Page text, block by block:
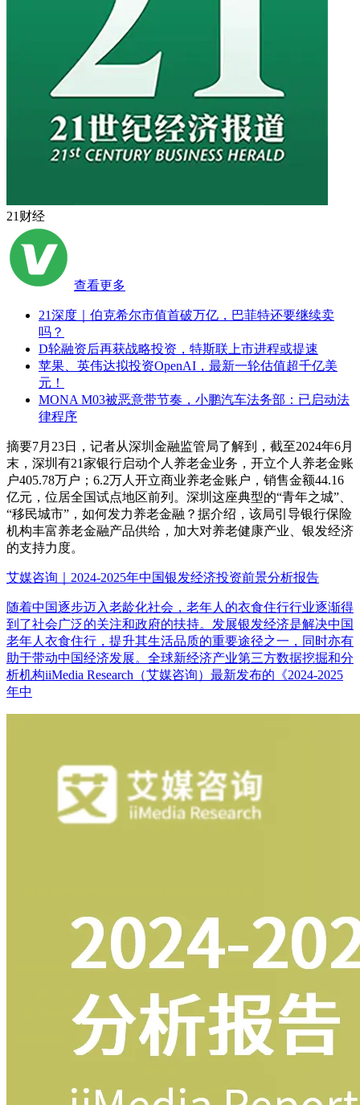
21财经
查看更多
21深度｜伯克希尔市值首破万亿，巴菲特还要继续卖
吗？
D轮融资后再获战略投资，特斯联上市进程或提速
苹果、英伟达拟投资OpenAI，最新一轮估值超千亿美
元！
MONA M03被恶意带节奏，小鹏汽车法务部：已启动法
律程序
摘要7月23日，记者从深圳金融监管局了解到，截至2024年6月
末，深圳有21家银行启动个人养老金业务，开立个人养老金账
户405.78万户；6.2万人开立商业养老金账户，销售金额44.16
亿元，位居全国试点地区前列。深圳这座典型的“青年之城”、
“移民城市”，如何发力养老金融？据介绍，该局引导银行保险
机构丰富养老金融产品供给，加大对养老健康产业、银发经济
的支持力度。
艾媒咨询｜2024-2025年中国银发经济投资前景分析报告
随着中国逐步迈入老龄化社会，老年人的衣食住行行业逐渐得
到了社会广泛的关注和政府的扶持。发展银发经济是解决中国
老年人衣食住行，提升其生活品质的重要途径之一，同时亦有
助于带动中国经济发展。全球新经济产业第三方数据挖掘和分
析机构iiMedia Research（艾媒咨询）最新发布的《2024-2025
年中